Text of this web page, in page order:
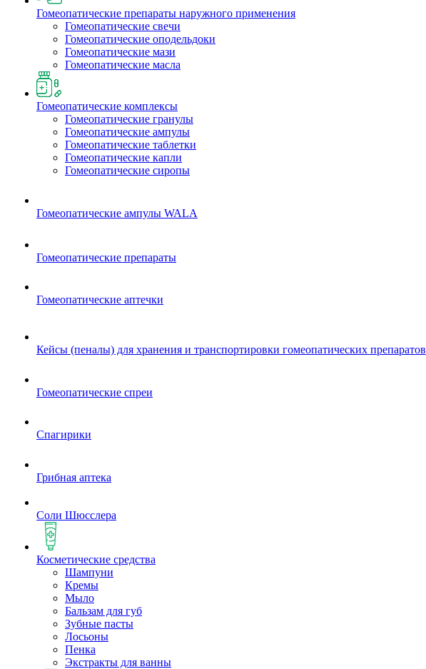
Гомеопатические препараты наружного применения
Гомеопатические свечи
Гомеопатические оподельдоки
Гомеопатические мази
Гомеопатические масла
Гомеопатические комплексы
Гомеопатические гранулы
Гомеопатические ампулы
Гомеопатические таблетки
Гомеопатические капли
Гомеопатические сиропы
Гомеопатические ампулы WALA
Гомеопатические препараты
Гомеопатические аптечки
Кейсы (пеналы) для хранения и транспортировки гомеопатических препаратов
Гомеопатические спреи
Спагирики
Грибная аптека
Соли Шюсслера
Косметические средства
Шампуни
Кремы
Мыло
Бальзам для губ
Зубные пасты
Лосьоны
Пенка
Экстракты для ванны